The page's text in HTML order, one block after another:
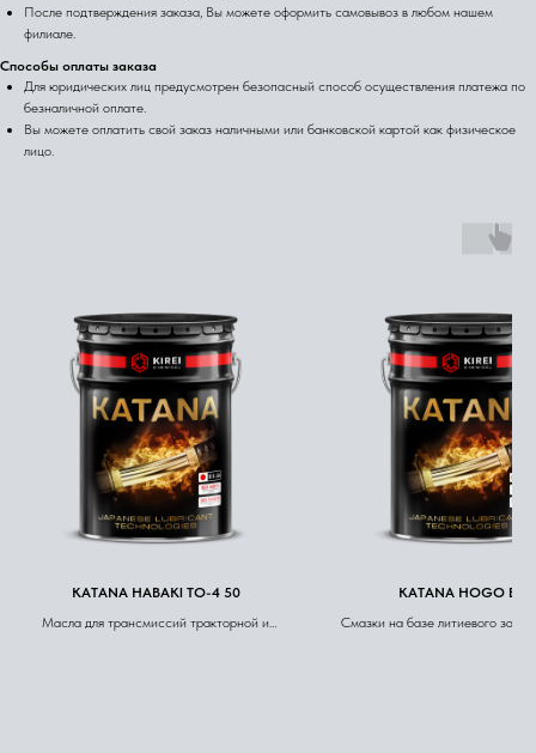
После подтверждения заказа, Вы можете оформить самовывоз в любом нашем
филиале.
Способы оплаты заказа
Для юридических лиц предусмотрен безопасный способ осуществления платежа по
безналичной оплате.
Вы можете оплатить свой заказ наличными или банковской картой как физическое
лицо.
KATANA HABAKI TO-4 50
Масла для трансмиссий тракторной и
KATANA HOGO EP 3
Смазки на базе литиевого